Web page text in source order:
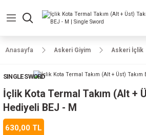
Geri Dön
Geri Dön
Geri Dön
Geri Dön
Geri Dön
Geri Dön
Geri Dön
Anasayfa Askeri Giyim Askeri İçlik
SINGLE SWORD
İçlik Kota Termal Takım (Alt +
Hediyeli BEJ - M
630,00 TL